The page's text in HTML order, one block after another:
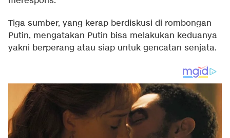
Tiga sumber, yang kerap berdiskusi di rombongan
Putin, mengatakan Putin bisa melakukan keduanya
yakni berperang atau siap untuk gencatan senjata.